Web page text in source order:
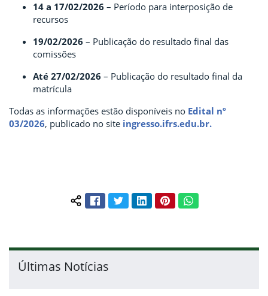
14 a 17/02/2026 – Período para interposição de
recursos
19/02/2026 – Publicação do resultado final das
comissões
Até 27/02/2026 – Publicação do resultado final da
matrícula
Todas as informações estão disponíveis no Edital nº
03/2026, publicado no site ingresso.ifrs.edu.br.
Compartilhar conteúdo:
FacebookTwitterLinkedInPinterestWhatsApp
Últimas Notícias